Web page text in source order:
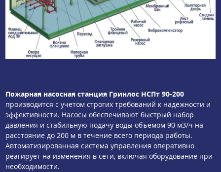
Пожарная насосная станция Гринлос НСПт 90-200
производится с учетом строгих требований к надежности и
эффективности. Насосы обеспечивают быстрый набор
давления и стабильную подачу воды объемом 90 м3/ч на
расстояние до 200 м в течение всего периода работы.
Автоматизированная система управления оперативно
реагирует на изменения в сети, включая оборудование при
необходимости.